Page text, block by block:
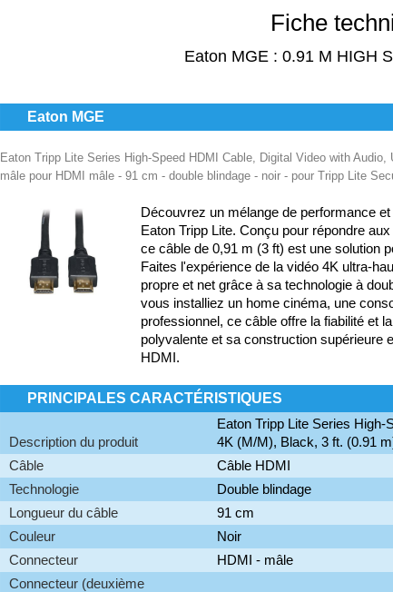
Fiche
Eaton MGE : 0.91 M HIGH
Eaton MGE
Eaton Tripp Lite Series High-Speed HDMI Cable, Digital Video with
mâle pour HDMI mâle - 91 cm - double blindage - noir - pour Tripp Lite
Découvrez un mélange de performance
Eaton Tripp Lite. Conçu pour répondre
ce câble de 0,91 m (3 ft) est une solution
Faites l'expérience de la vidéo 4K ultra-
propre et net grâce à sa technologie à
vous installiez un home cinéma, une
professionnel, ce câble offre la fiabilité et
polyvalente et sa construction supérieure
HDMI.
PRINCIPALES CARACTÉRISTIQUES
Description du produit
Eaton Tripp Lite Series
4K (M/M), Black, 3 ft. (0.91
Câble
Câble HDMI
Technologie
Double blindage
Longueur du câble
91 cm
Couleur
Noir
Connecteur
HDMI - mâle
Connecteur (deuxième